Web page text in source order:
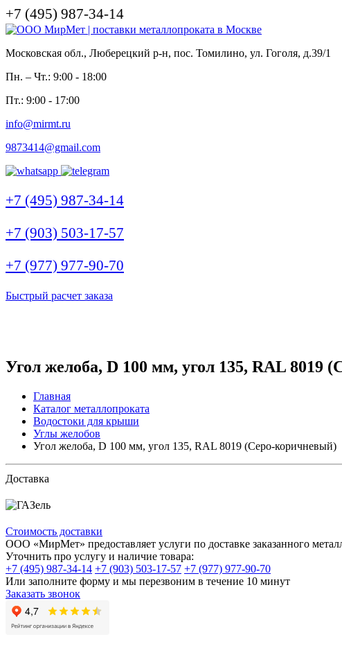
+7 (495) 987-34-14
Московская обл., Люберецкий р-н, пос. Томилино, ул. Гоголя, д.39/1
Пн. – Чт.: 9:00 - 18:00
Пт.: 9:00 - 17:00
info@mirmt.ru
9873414@gmail.com
+7 (495) 987-34-14
+7 (903) 503-17-57
+7 (977) 977-90-70
Быстрый расчет заказа
Угол желоба, D 100 мм, угол 135, RAL 8019
Главная
Каталог металлопроката
Водостоки для крыши
Углы желобов
Угол желоба, D 100 мм, угол 135, RAL 8019 (Серо-коричневый)
Доставка
Стоимость доставки
ООО «МирМет» предоставляет услуги по доставке заказанного
Уточнить про услугу и наличие товара:
+7 (495) 987-34-14 +7 (903) 503-17-57 +7 (977) 977-90-70
Или заполните форму и мы перезвоним в течение 10 минут
Заказать звонок